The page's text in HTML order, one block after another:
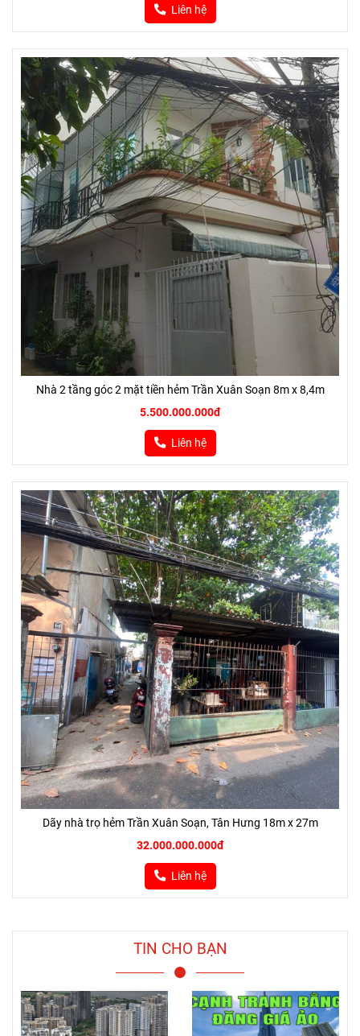
Liên hệ
Nhà 2 tầng góc 2 mặt tiền hẻm Trần Xuân Soạn 8m x 8,4m
5.500.000.000đ
Liên hệ
Dãy nhà trọ hẻm Trần Xuân Soạn, Tân Hưng 18m x 27m
32.000.000.000đ
Liên hệ
TIN CHO BẠN